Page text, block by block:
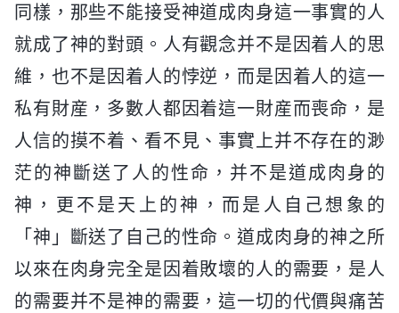
同樣，那些不能接受神道成肉身這一事實的人
就成了神的對頭。人有觀念并不是因着人的思
維，也不是因着人的悖逆，而是因着人的這一
私有財産，多數人都因着這一財産而喪命，是
人信的摸不着、看不見、事實上并不存在的渺
茫的神斷送了人的性命，并不是道成肉身的
神，更不是天上的神，而是人自己想象的
「神」斷送了自己的性命。道成肉身的神之所
以來在肉身完全是因着敗壞的人的需要，是人
的需要并不是神的需要，這一切的代價與痛苦